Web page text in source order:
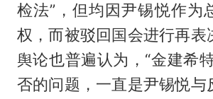
检法”，但均因尹锡悦作为
权，而被驳回国会进行再表
舆论也普遍认为，“金建希
否的问题，一直是尹锡悦与